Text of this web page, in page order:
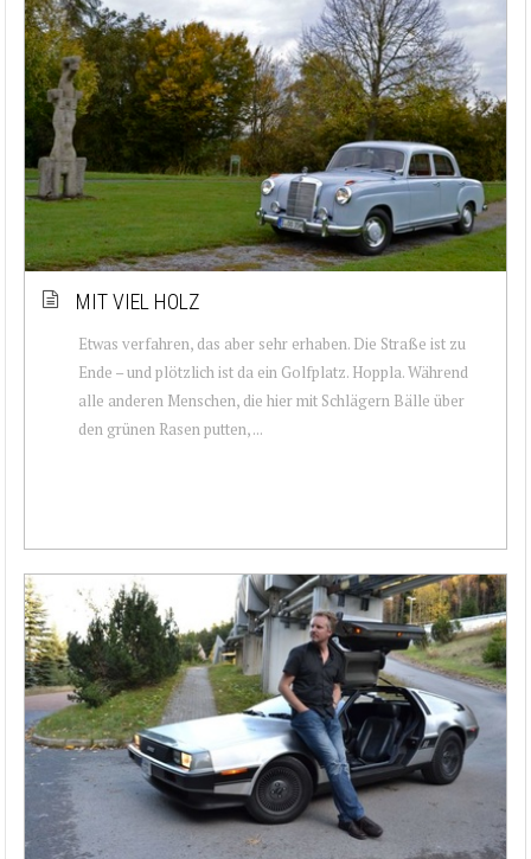
MIT VIEL HOLZ
Etwas verfahren, das aber sehr erhaben. Die Straße ist zu
Ende – und plötzlich ist da ein Golfplatz. Hoppla. Während
alle anderen Menschen, die hier mit Schlägern Bälle über
den grünen Rasen putten, ...